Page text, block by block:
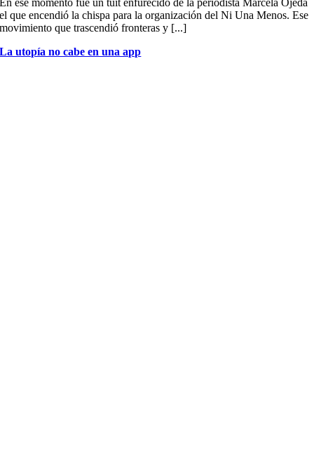
el que encendió la chispa para la organización del Ni Una Menos. Ese
movimiento que trascendió fronteras y [...]
La utopía no cabe en una app